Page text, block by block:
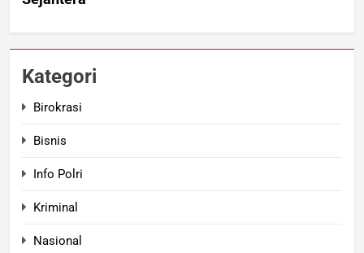
Kategori
Birokrasi
Bisnis
Info Polri
Kriminal
Nasional